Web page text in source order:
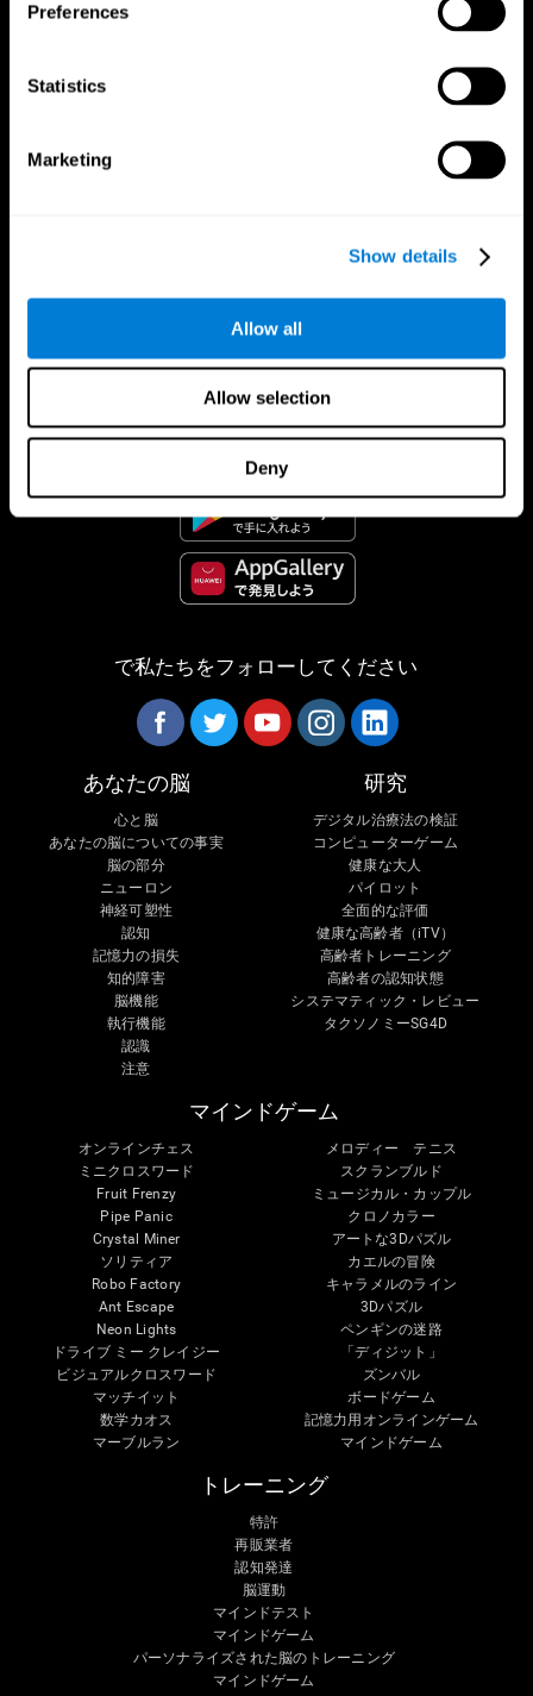
Preferences
Statistics
Marketing
Show details
Allow all
Allow selection
Deny
CogniFitアプリ
で私たちをフォローしてください
あなたの脳
心と脳
あなたの脳についての事実
脳の部分
ニューロン
神経可塑性
認知
記憶力の損失
知的障害
脳機能
執行機能
認識
注意
研究
デジタル治療法の検証
コンピューターゲーム
健康な大人
パイロット
全面的な評価
健康な高齢者（iTV）
高齢者トレーニング
高齢者の認知状態
システマティック・レビュー
タクソノミーSG4D
マインドゲーム
オンラインチェス
ミニクロスワード
Fruit Frenzy
Pipe Panic
Crystal Miner
ソリティア
Robo Factory
Ant Escape
Neon Lights
ドライブ ミー クレイジー
ビジュアルクロスワード
マッチイット
数学カオス
マーブルラン
メロディー テニス
スクランブルド
ミュージカル・カップル
クロノカラー
アートな3Dパズル
カエルの冒険
キャラメルのライン
3Dパズル
ペンギンの迷路
「ディジット」
ズンバル
ボードゲーム
記憶力用オンラインゲーム
マインドゲーム
トレーニング
特許
再販業者
認知発達
脳運動
マインドテスト
マインドゲーム
パーソナライズされた脳のトレーニング
マインドゲーム